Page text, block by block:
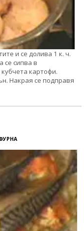
и се долива 1 к. ч.
се сипва в
картофи.
Накрая се подправя